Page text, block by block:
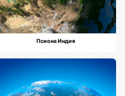
Псиона Индия